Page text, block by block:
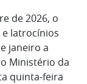
de 2026, o
latrocínios
janeiro a
Ministério da
quinta-feira